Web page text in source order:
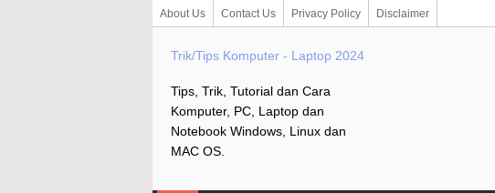
About Us Contact Us Privacy Policy Disclaimer
Trik/Tips Komputer - Laptop 2024
Tips, Trik, Tutorial dan Cara
Komputer, PC, Laptop dan
Notebook Windows, Linux dan
MAC OS.